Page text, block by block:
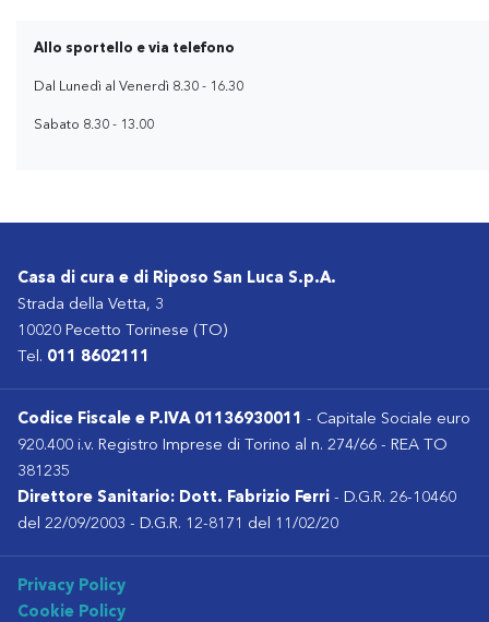
Allo sportello e via telefono
Dal Lunedì al Venerdì 8.30 - 16.30
Sabato 8.30 - 13.00
Casa di cura e di Riposo San Luca S.p.A.
Strada della Vetta, 3
10020 Pecetto Torinese (TO)
Tel. 011 8602111
Codice Fiscale e P.IVA 01136930011 - Capitale Sociale euro
920.400 i.v. Registro Imprese di Torino al n. 274/66 - REA TO
381235
Direttore Sanitario: Dott. Fabrizio Ferri - D.G.R. 26-10460
del 22/09/2003 - D.G.R. 12-8171 del 11/02/20
Privacy Policy
Cookie Policy